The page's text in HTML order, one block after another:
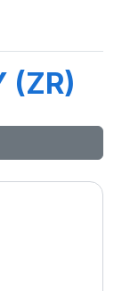
(ZR)